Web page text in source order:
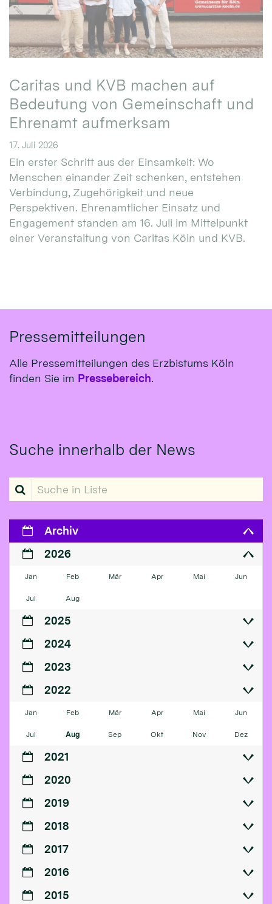
Caritas und KVB machen auf
Bedeutung von Gemeinschaft und
Ehrenamt aufmerksam
17. Juli 2026
Ein erster Schritt aus der Einsamkeit: Wo
Menschen einander Zeit schenken, entstehen
Verbindung, Zugehörigkeit und neue
Perspektiven. Ehrenamtlicher Einsatz und
Engagement standen am 16. Juli im Mittelpunkt
einer Veranstaltung von Caritas Köln und KVB.
Pressemitteilungen
Alle Pressemitteilungen des Erzbistums Köln
finden Sie im Pressebereich.
Suche innerhalb der News
Suche in Liste
Archiv
2026
Jan Feb Mär Apr Mai Jun
Jul Aug
2025
2024
2023
2022
Jan Feb Mär Apr Mai Jun
Jul Aug Sep Okt Nov Dez
2021
2020
2019
2018
2017
2016
2015